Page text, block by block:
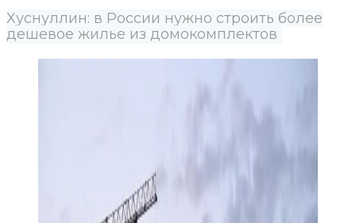
Хуснуллин: в России нужно строить более
дешевое жилье из домокомплектов